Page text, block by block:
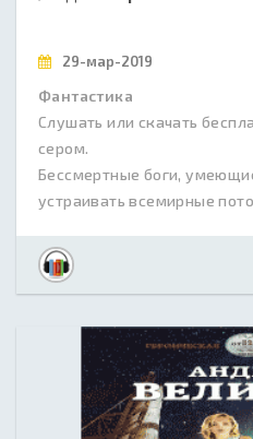
29-мар-2019
Фантастика
Слушать или скачать
сером.
Бессмертные боги,
устраивать всемирные